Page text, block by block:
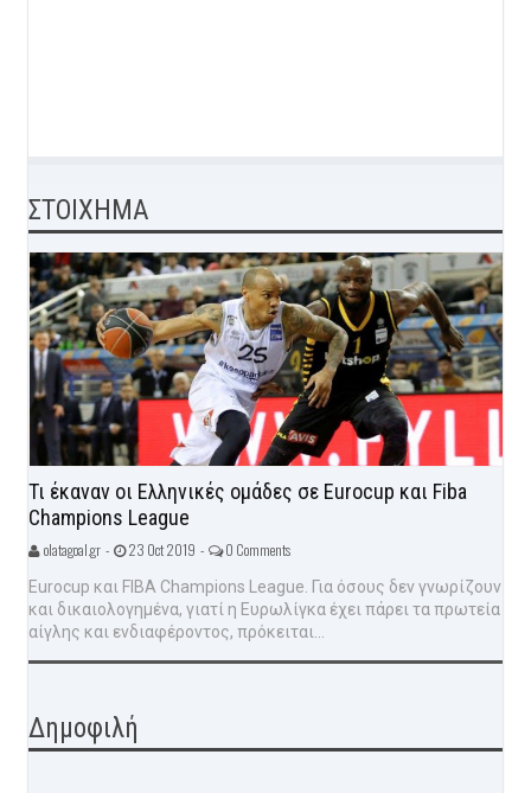
ΣΤΟΙΧΗΜΑ
Τι έκαναν οι Ελληνικές ομάδες σε Eurocup και Fiba
Champions League
olatagoal.gr - 23 Oct 2019 - 0 Comments
Eurocup και FIBA Champions League. Για όσους δεν γνωρίζουν
και δικαιολογημένα, γιατί η Ευρωλίγκα έχει πάρει τα πρωτεία
αίγλης και ενδιαφέροντος, πρόκειται...
Δημοφιλή